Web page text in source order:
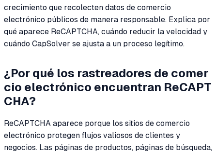
crecimiento que recolecten datos de comercio
electrónico públicos de manera responsable. Explica por
qué aparece ReCAPTCHA, cuándo reducir la velocidad y
cuándo CapSolver se ajusta a un proceso legítimo.
¿Por qué los rastreadores de comer
cio electrónico encuentran ReCAPT
CHA?
ReCAPTCHA aparece porque los sitios de comercio
electrónico protegen flujos valiosos de clientes y
negocios. Las páginas de productos, páginas de búsqueda,